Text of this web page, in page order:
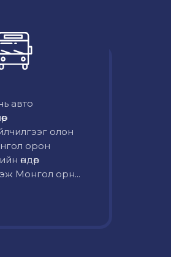
авто
олон
орон
өндөр
Монгол орн...